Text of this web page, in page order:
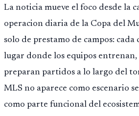
La noticia mueve el foco desde la
operacion diaria de la Copa del
solo de prestamo de campos: cada
lugar donde los equipos
preparan partidos a lo largo del
MLS no aparece como escenario
como parte funcional del